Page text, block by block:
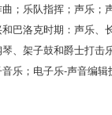
；乐队指挥；声乐
巴洛克时期：声乐
、架子鼓和爵士打
乐；电子乐-声音编辑